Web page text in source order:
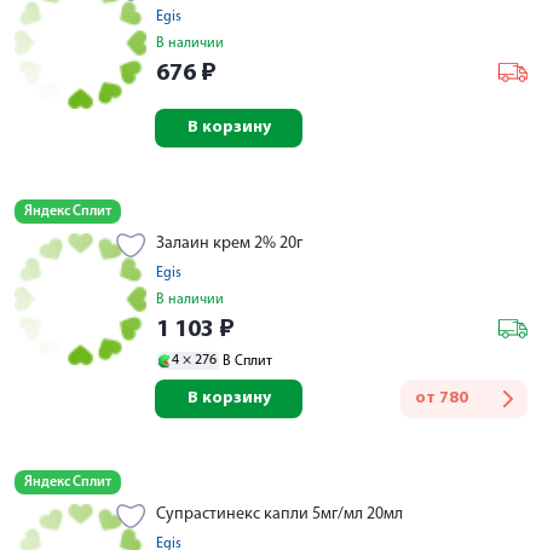
Egis
В наличии
676 ₽
В корзину
Яндекс Сплит
Залаин крем 2% 20г
Egis
В наличии
1 103 ₽
4 × 276 В Сплит
от 780
В корзину
Яндекс Сплит
Супрастинекс капли 5мг/мл 20мл
Egis